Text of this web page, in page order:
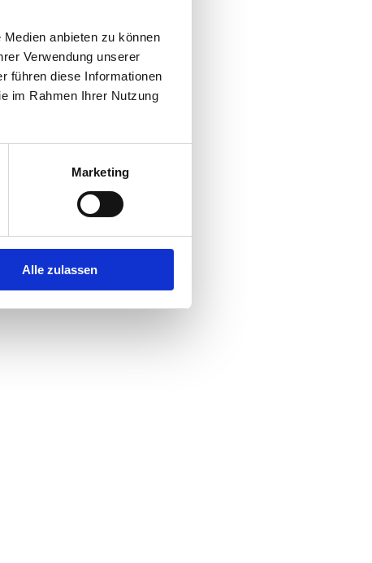
anbieten zu können
Verwendung unserer
führen diese Informationen
im Rahmen Ihrer Nutzung
Marketing
Alle zulassen